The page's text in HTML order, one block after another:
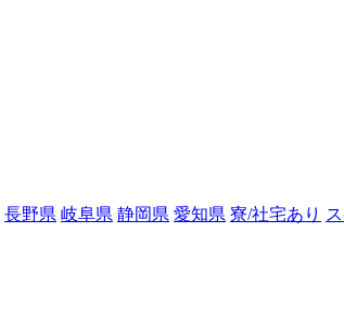
長野県 岐阜県 静岡県 愛知県 寮/社宅あり